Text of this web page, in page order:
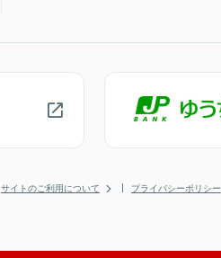
サイトのご利用について プライバシーポリシー